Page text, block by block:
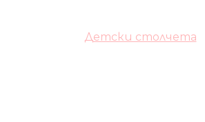
Детски столчета